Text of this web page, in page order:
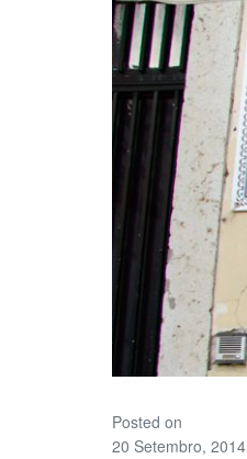
Posted on
20 Setembro, 2014